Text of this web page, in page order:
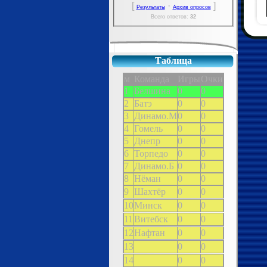
[ Результаты· Архив опросов]
Всего ответов: 32
Таблица
1
Белшина 0
0
2
Батэ 0
0
3
Динамо.М0
0
4 Гомель 0
0
5
Днепр 0
0
6 Торпедо 0
0
7
Динамо.Б 0
0
8
Нёман 0
0
9
Шахтёр 0
0
10Минск 0
0
11 Витебск 0
0
12Нафтан 0
0
13
0
0
14
0 0